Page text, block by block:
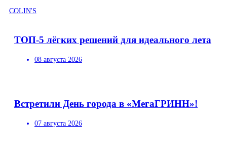
COLIN'S
ТОП-5 лёгких решений для идеального лета
08 августа 2026
Встретили День города в «МегаГРИНН»!
07 августа 2026